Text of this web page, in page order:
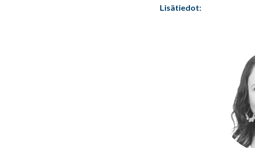
Lisätiedot: